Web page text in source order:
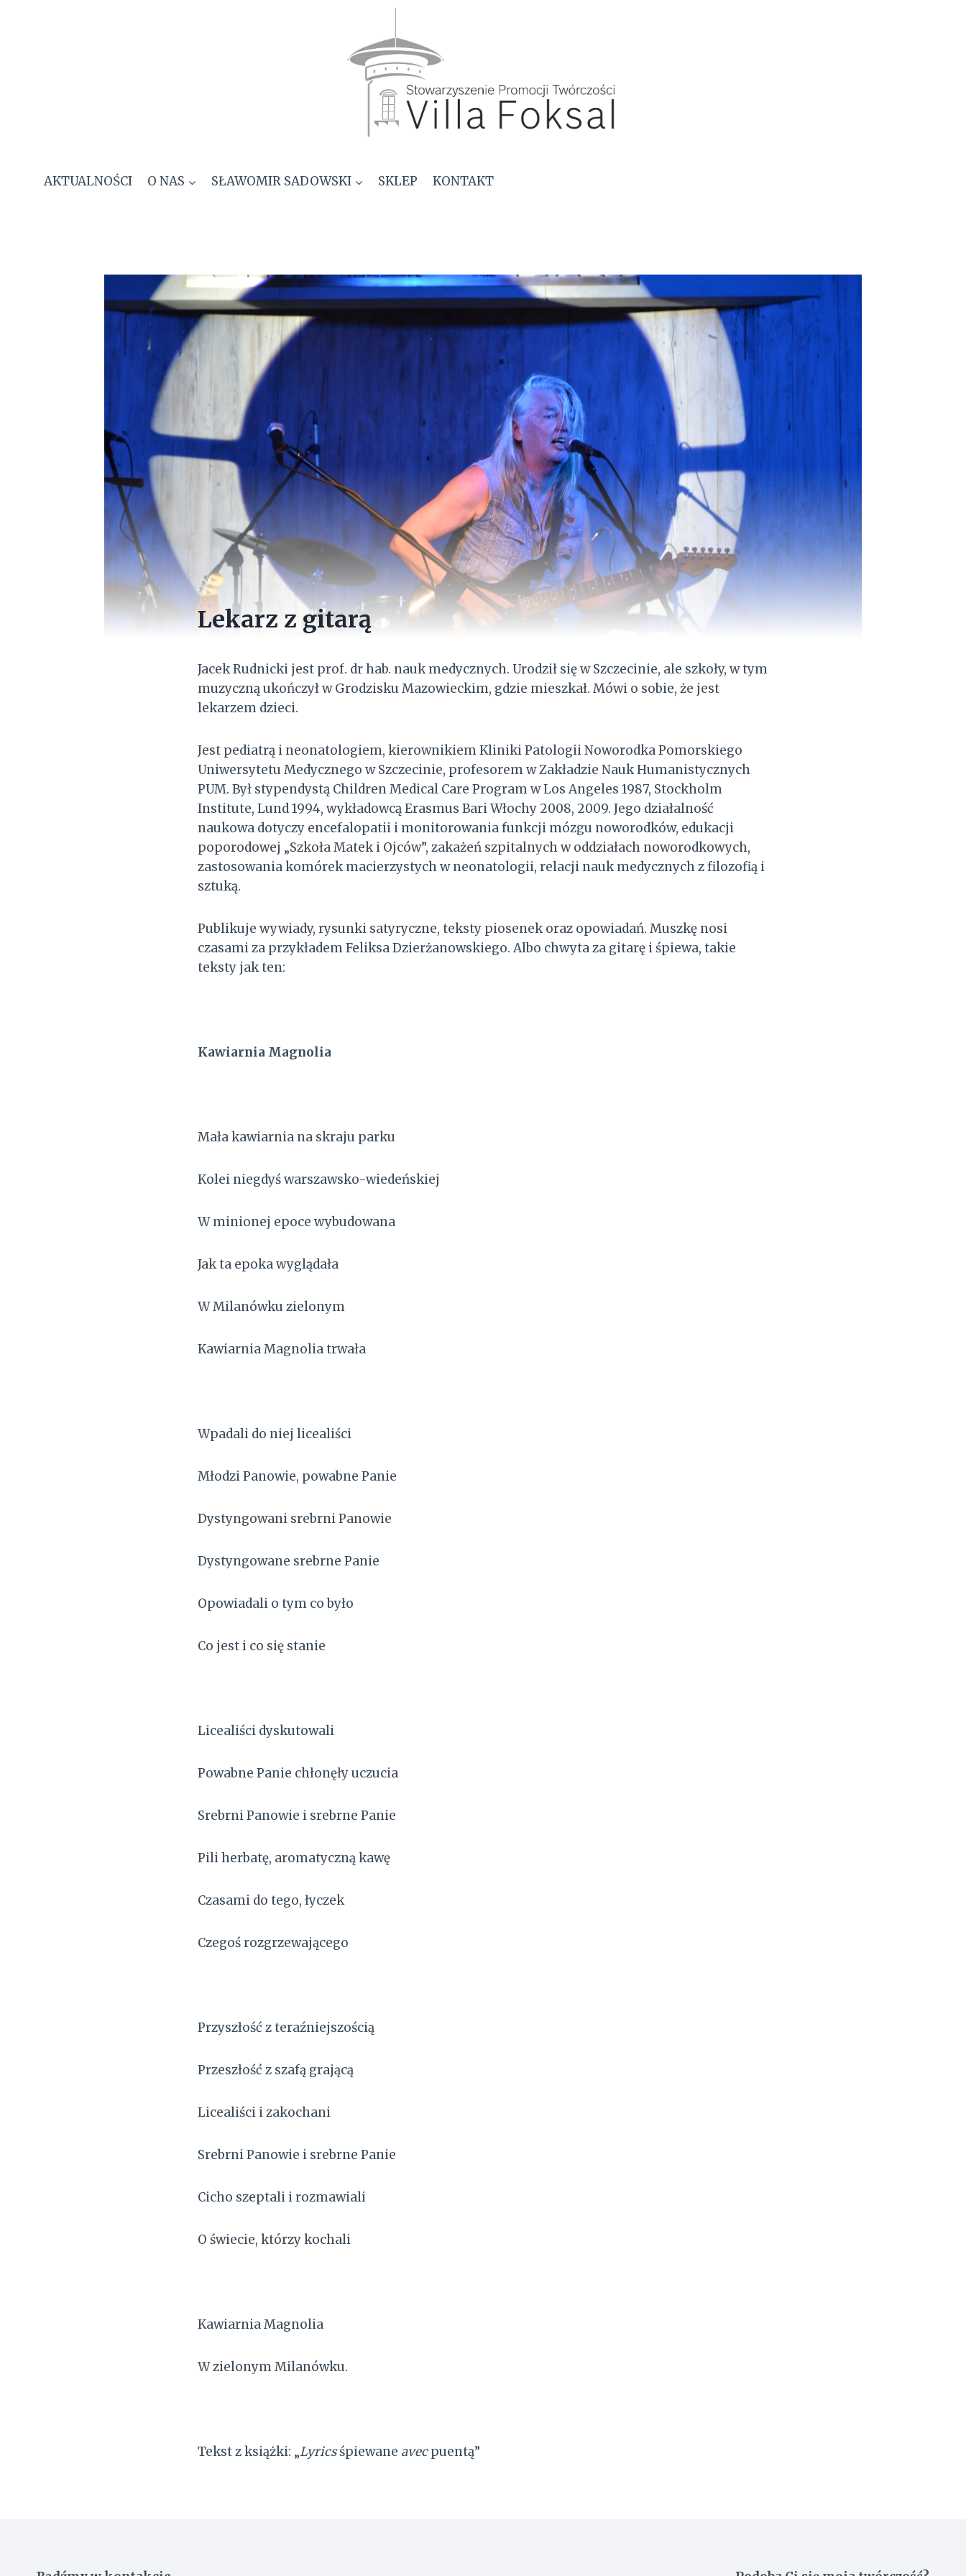
AKTUALNOŚCI O NAS SŁAWOMIR SADOWSKI SKLEP KONTAKT
Lekarz z gitarą
Jacek Rudnicki jest prof. dr hab. nauk medycznych. Urodził się w Szczecinie, ale szkoły, w tym
muzyczną ukończył w Grodzisku Mazowieckim, gdzie mieszkał. Mówi o sobie, że jest
lekarzem dzieci.
Jest pediatrą i neonatologiem, kierownikiem Kliniki Patologii Noworodka Pomorskiego
Uniwersytetu Medycznego w Szczecinie, profesorem w Zakładzie Nauk Humanistycznych
PUM. Był stypendystą Children Medical Care Program w Los Angeles 1987, Stockholm
Institute, Lund 1994, wykładowcą Erasmus Bari Włochy 2008, 2009. Jego działalność
naukowa dotyczy encefalopatii i monitorowania funkcji mózgu noworodków, edukacji
poporodowej „Szkoła Matek i Ojców”, zakażeń szpitalnych w oddziałach noworodkowych,
zastosowania komórek macierzystych w neonatologii, relacji nauk medycznych z filozofią i
sztuką.
Publikuje wywiady, rysunki satyryczne, teksty piosenek oraz opowiadań. Muszkę nosi
czasami za przykładem Feliksa Dzierżanowskiego. Albo chwyta za gitarę i śpiewa, takie
teksty jak ten:
Kawiarnia Magnolia
Mała kawiarnia na skraju parku
Kolei niegdyś warszawsko-wiedeńskiej
W minionej epoce wybudowana
Jak ta epoka wyglądała
W Milanówku zielonym
Kawiarnia Magnolia trwała
Wpadali do niej licealiści
Młodzi Panowie, powabne Panie
Dystyngowani srebrni Panowie
Dystyngowane srebrne Panie
Opowiadali o tym co było
Co jest i co się stanie
Licealiści dyskutowali
Powabne Panie chłonęły uczucia
Srebrni Panowie i srebrne Panie
Pili herbatę, aromatyczną kawę
Czasami do tego, łyczek
Czegoś rozgrzewającego
Przyszłość z teraźniejszością
Przeszłość z szafą grającą
Licealiści i zakochani
Srebrni Panowie i srebrne Panie
Cicho szeptali i rozmawiali
O świecie, którzy kochali
Kawiarnia Magnolia
W zielonym Milanówku.
Tekst z książki: „Lyricsśpiewane avecpuentą”